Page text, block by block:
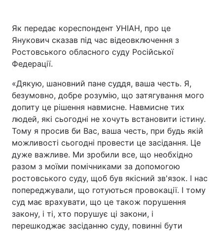
Як передає кореспондент УНІАН, про це
Янукович сказав під час відеовключення з
Ростовського обласного суду Російської
Федерації.
«Дякую, шановний пане суддя, ваша честь. Я,
безумовно, добре розумію, що затягування мого
допиту це рішення навмисне. Навмисне тих
людей, які сьогодні не хочуть встановити істину.
Тому я просив би Вас, ваша честь, при будь якій
можливості сьогодні провести це засідання. Це
дуже важливе. Ми зробили все, що необхідно
разом з моїми помічниками за допомогою
ростовського суду, щоб був якісний зв'язок. І нас
попереджували, що готуються провокації. І тому
суд має врахувати, що це також порушення
закону, і ті, хто порушує ці закони, і
перешкоджає засіданню суду, повинні бути